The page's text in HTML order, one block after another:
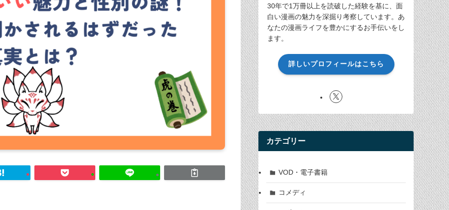
30年で1万冊以上を読破した経験を基に、面
白い漫画の魅力を深掘り考察しています。あ
なたの漫画ライフを豊かにするお手伝いをし
ます。
詳しいプロフィールはこちら
カテゴリー
VOD・電子書籍
コメディ